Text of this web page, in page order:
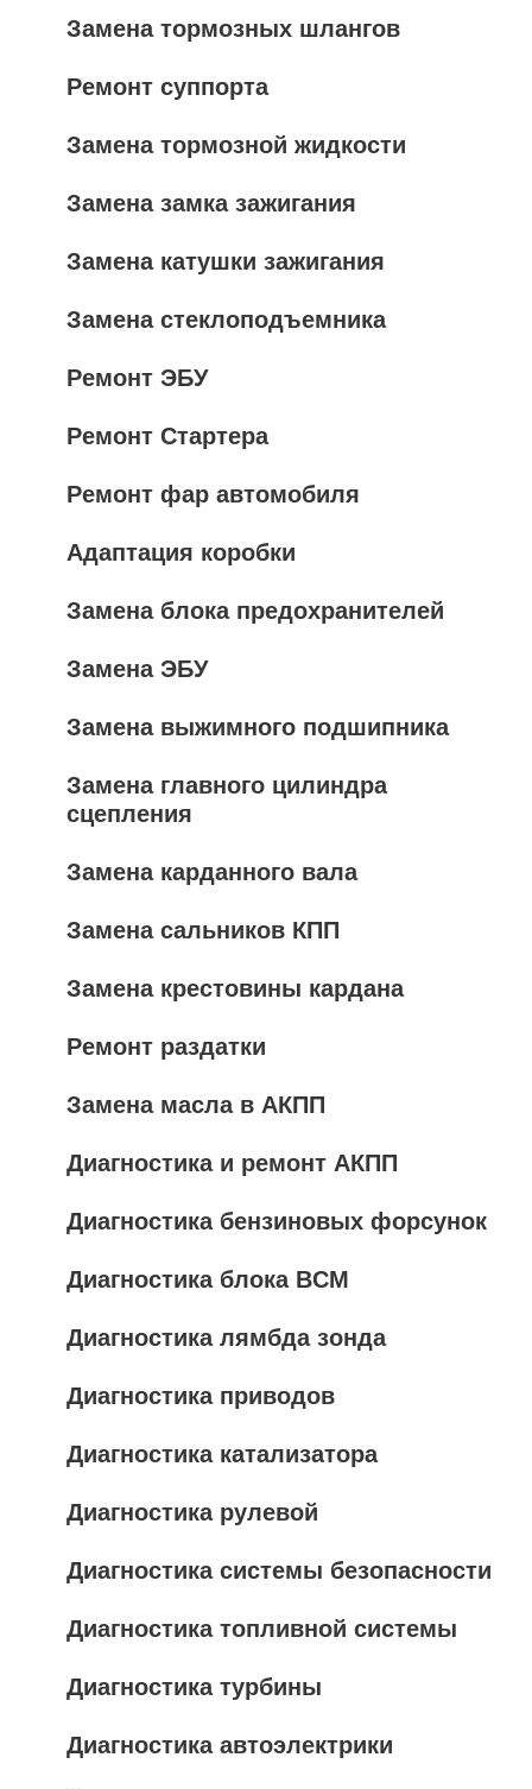
Замена тормозных шлангов
Ремонт суппорта
Замена тормозной жидкости
Замена замка зажигания
Замена катушки зажигания
Замена стеклоподъемника
Ремонт ЭБУ
Ремонт Стартера
Ремонт фар автомобиля
Адаптация коробки
Замена блока предохранителей
Замена ЭБУ
Замена выжимного подшипника
Замена главного цилиндра
сцепления
Замена карданного вала
Замена сальников КПП
Замена крестовины кардана
Ремонт раздатки
Замена масла в АКПП
Диагностика и ремонт АКПП
Диагностика бензиновых форсунок
Диагностика блока BCM
Диагностика лямбда зонда
Диагностика приводов
Диагностика катализатора
Диагностика рулевой
Диагностика системы безопасности
Диагностика топливной системы
Диагностика турбины
Диагностика автоэлектрики